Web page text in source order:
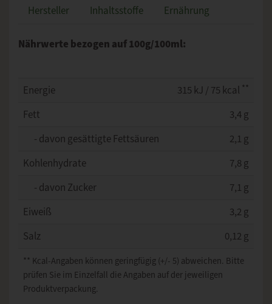
Hersteller
Inhaltsstoffe Ernährung
Nährwerte bezogen auf 100g/100ml:
Energie 315 kJ / 75 kcal **
Fett
3,4 g
- davon gesättigte Fettsäuren
2,1 g
Kohlenhydrate
7,8 g
- davon Zucker
7,1 g
Eiweiß
3,2 g
Salz
0,12 g
** Kcal-Angaben können geringfügig (+/- 5) abweichen. Bitte
prüfen Sie im Einzelfall die Angaben auf der jeweiligen
Produktverpackung.